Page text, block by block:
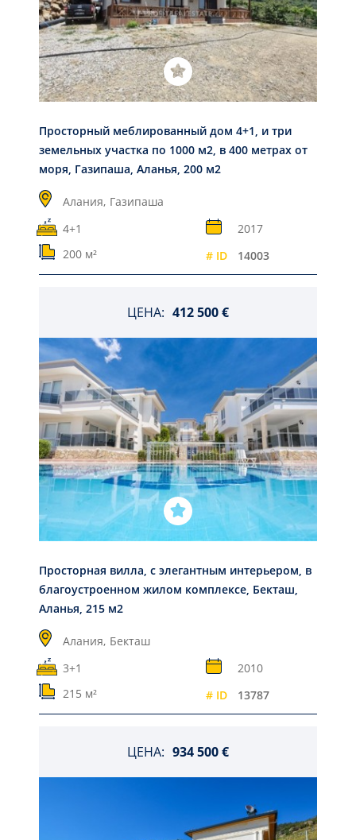
Просторный меблированный дом 4+1, и три
земельных участка по 1000 м2, в 400 метрах от
моря, Газипаша, Аланья, 200 м2
Алания, Газипаша
4+1
2017
200 м²
# ID 14003
ЦЕНА: 412 500 €
Просторная вилла, с элегантным интерьером, в
благоустроенном жилом комплексе, Бекташ,
Аланья, 215 м2
Алания, Бекташ
3+1
2010
215 м²
# ID 13787
ЦЕНА: 934 500 €